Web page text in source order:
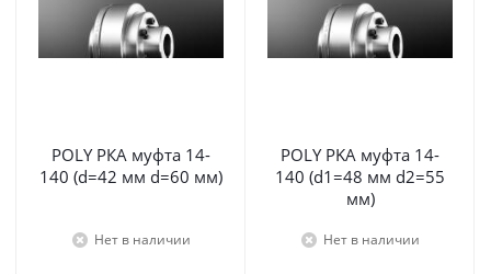
POLY РКА муфта 14-
140 (d=42 мм d=60 мм)
Нет в наличии
POLY PKA муфта 14-
140 (d1=48 мм d2=55
мм)
Нет в наличии